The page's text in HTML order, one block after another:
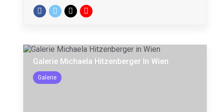
Galerie Michaela Hitzenberger In Wien
Galerie